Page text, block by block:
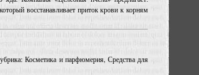
восстанавливает приток крови к корням
Косметика и парфюмерия, Средства для